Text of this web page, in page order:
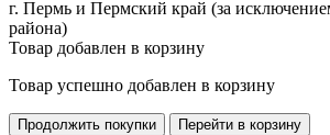
г. Пермь и Пермский край (за
района)
Товар добавлен в корзину
Товар успешно добавлен в корзину